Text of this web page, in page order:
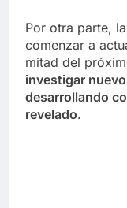
Por otra parte,
comenzar a
mitad del
investigar
desarrollando
revelado.